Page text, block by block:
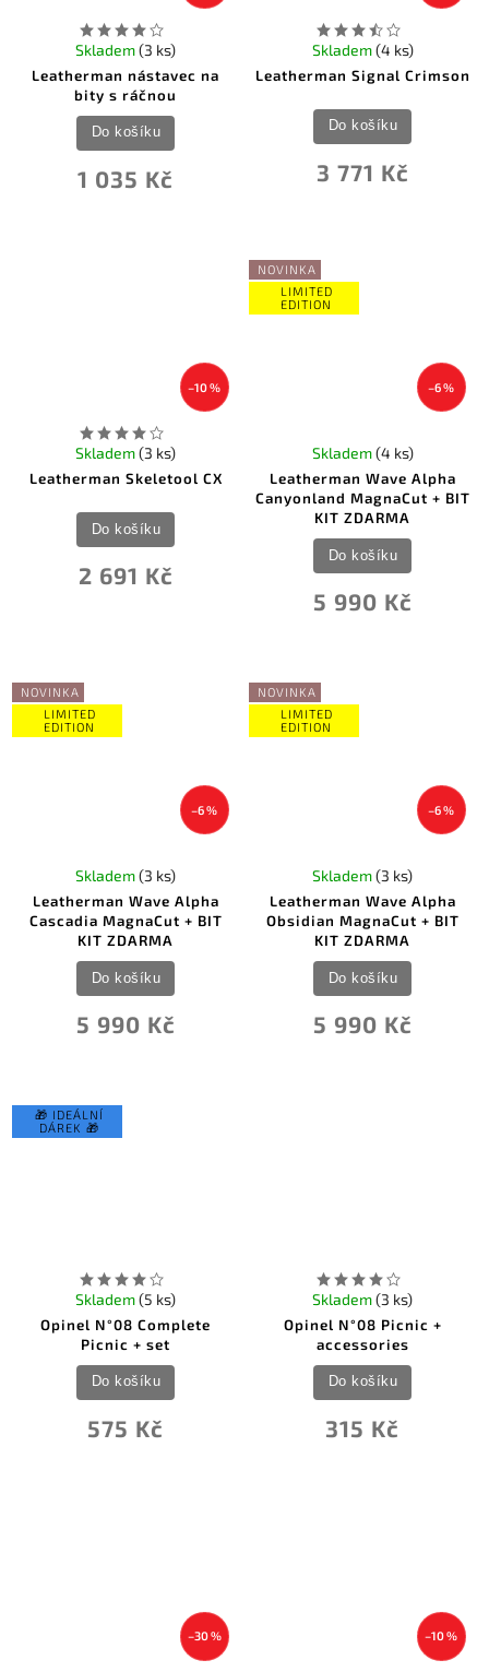
Leatherman nástavec na
bity s ráčnou
Skladem(3 ks)
1 035 Kč
Do košíku
Leatherman Signal Crimson
Skladem(4 ks)
3 771 Kč
Do košíku
–10 %
Leatherman Skeletool CX
Skladem(3 ks)
2 691 Kč
Do košíku
NOVINKA
LIMITED
EDITION
–6 %
Leatherman Wave Alpha
Canyonland MagnaCut + BIT
KIT ZDARMA
Skladem(4 ks)
5 990 Kč
Do košíku
NOVINKA
LIMITED
EDITION
–6 %
Leatherman Wave Alpha
Cascadia MagnaCut + BIT
KIT ZDARMA
Skladem(3 ks)
5 990 Kč
Do košíku
NOVINKA
LIMITED
EDITION
–6 %
Leatherman Wave Alpha
Obsidian MagnaCut + BIT
KIT ZDARMA
Skladem(3 ks)
5 990 Kč
Do košíku
🎁 IDEÁLNÍ
DÁREK 🎁
Opinel N°08 Complete
Picnic + set
Skladem(5 ks)
575 Kč
Do košíku
Opinel N°08 Picnic +
accessories
Skladem(3 ks)
315 Kč
Do košíku
–30 % –10 %